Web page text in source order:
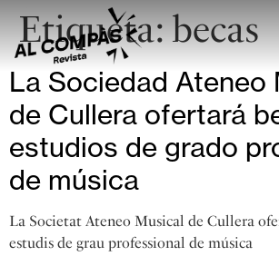
Etiqueta:becas
La Sociedad Ateneo
de Cullera ofertará
estudios de grado
de música
La Societat Ateneo Musical de Cullera
estudis de grau professional de música